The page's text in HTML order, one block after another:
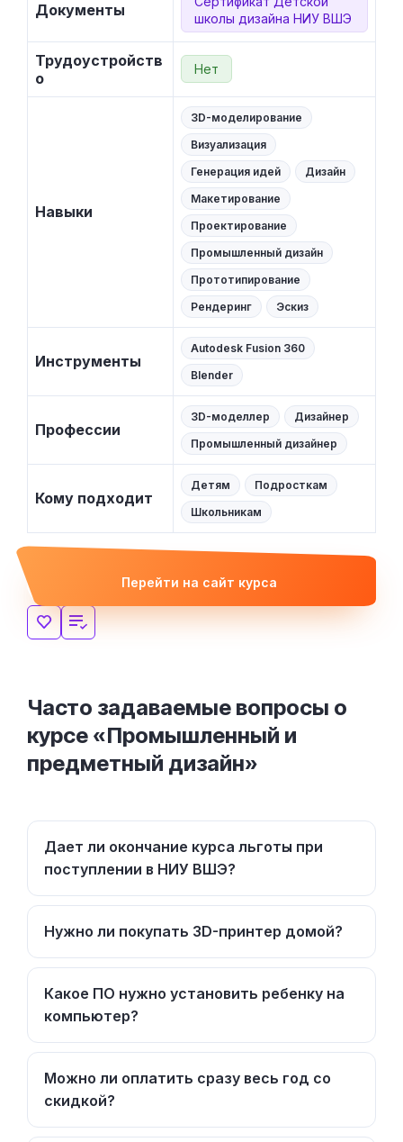
Документы
школы дизайна НИУ ВШЭ
Трудоустройств
о
Нет
Навыки
3D-моделирование
Визуализация
Генерация идей
Дизайн
Макетирование
Проектирование
Промышленный дизайн
Прототипирование
Рендеринг
Эскиз
Инструменты
Autodesk Fusion 360
Blender
Профессии
3D-моделлер
Дизайнер
Промышленный дизайнер
Кому подходит
Детям
Подросткам
Школьникам
Перейти на сайт курса
Часто задаваемые вопросы о
курсе «Промышленный и
предметный дизайн»
Дает ли окончание курса льготы при
поступлении в НИУ ВШЭ?
Нужно ли покупать 3D-принтер домой?
Какое ПО нужно установить ребенку на
компьютер?
Можно ли оплатить сразу весь год со
скидкой?